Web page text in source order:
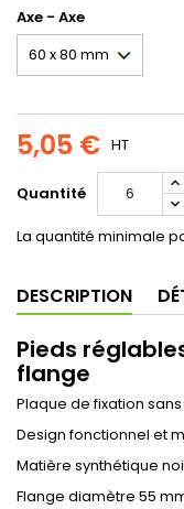
Axe - Axe
5,05 € HT
Quantité
La quantité minimale
DESCRIPTION
Pieds
flange
Plaque de fixation
Design fonctionnel et
Matière synthétique
Flange diamètre 55